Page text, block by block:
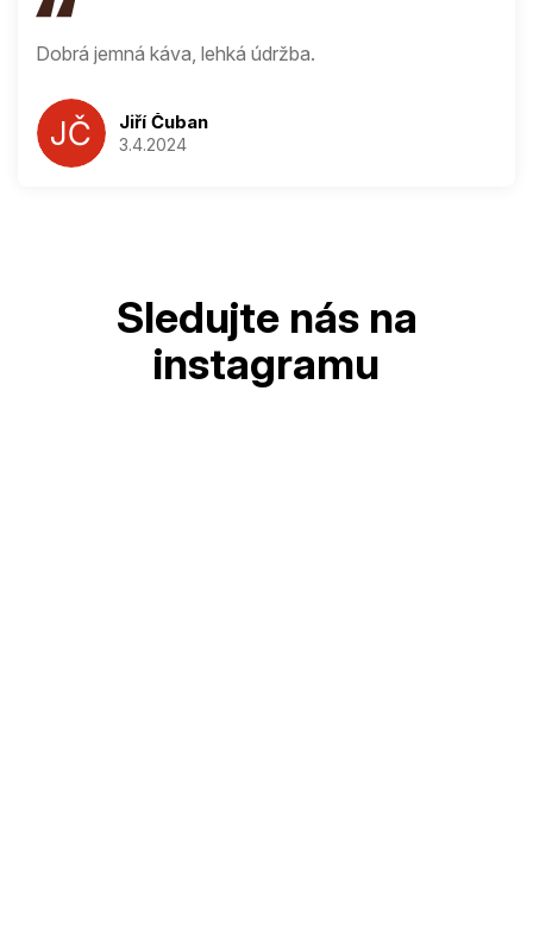
JČ Jiří Čuban
3.4.2024
Dobrá jemná káva, lehká údržba.